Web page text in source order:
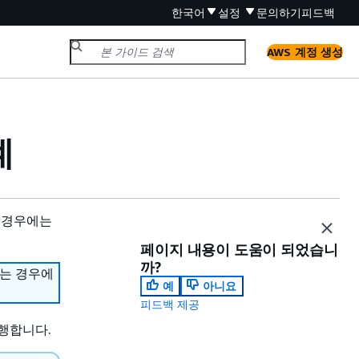
한국어 설정 문의하기피드백
AWS 계정 생성
우에는
경우에
합니다.
페이지 내용이 도움이 되었습니
까?
예
아니요
피드백 제공